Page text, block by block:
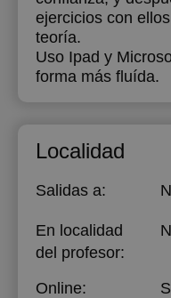
ejercicios con
teoría.
Uso Ipad y
forma más fluída.
Localidad
Salidas a:
En localidad
del profesor:
Online: